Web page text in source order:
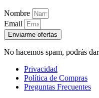
Nombre
Email
Enviarme ofertas
No hacemos spam, podrás
Privacidad
Política de Compras
Preguntas Frecuentes